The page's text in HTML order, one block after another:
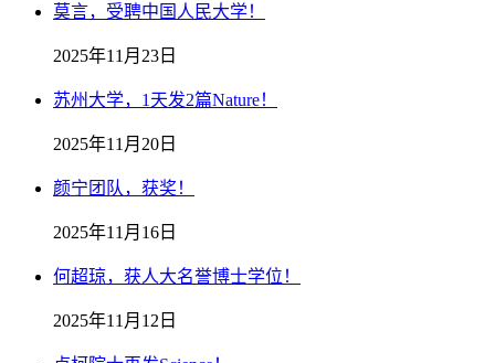
莫言，受聘中国人民大学！
2025年11月23日
苏州大学，1天发2篇Nature！
2025年11月20日
颜宁团队，获奖！
2025年11月16日
何超琼，获人大名誉博士学位！
2025年11月12日